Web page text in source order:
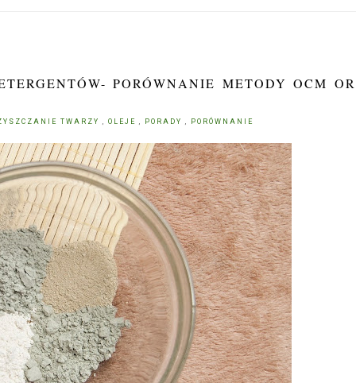
PORÓWNANIE METODY OCM
TWARZY OLEJE PORADY PORÓWNANIE